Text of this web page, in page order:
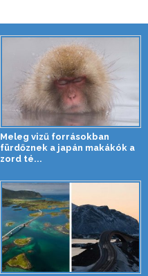
Meleg vizű forrásokban
fürdőznek a japán makákók a
zord té...